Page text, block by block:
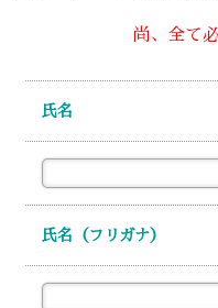
尚、全て
氏名
氏名（フリガナ）